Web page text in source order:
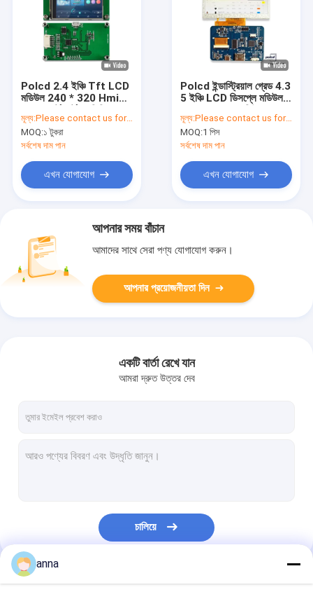
Polcd 2.4 ইঞ্চি Tft LCD
মডিউল 240 * 320 Hmi
ডিসপ্লে শিল্প প্রতিরোধের টাচ
স্ক্রিন
মূল্য:Please contact us for latest price
MOQ:১ টুকরা
সর্বশেষ দাম পান
এখন যোগাযোগ
Polcd ইন্ডাস্ট্রিয়াল গ্রেড 4.3
5 ইঞ্চি LCD ডিসপ্লে মডিউল
DM-I ইন্টারফেস ড্রাইভার বোর্ড
মূল্য:Please contact us for latest price
MOQ:1 পিস
সর্বশেষ দাম পান
এখন যোগাযোগ
আপনার সময় বাঁচান
আমাদের সাথে সেরা পণ্য যোগাযোগ করুন।
আপনার প্রয়োজনীয়তা দিন
একটি বার্তা রেখে যান
আমরা দ্রুত উত্তর দেব
চালিয়ে
আমাদের বিভাগসমূহ
anna